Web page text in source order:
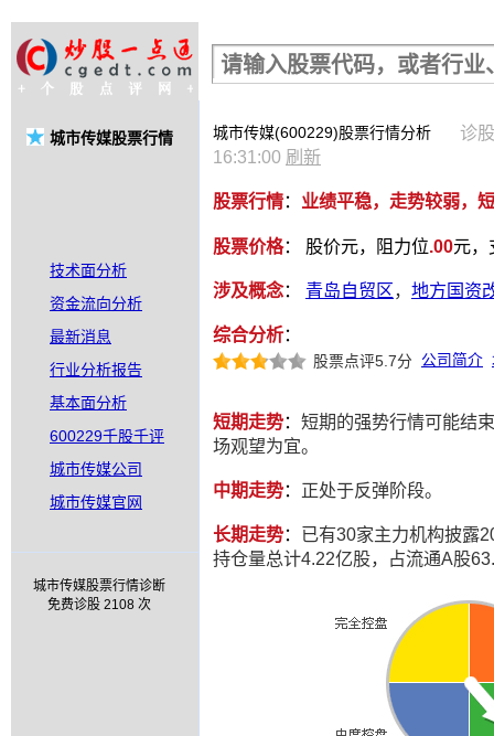
城市传媒股票行情
技术面分析
资金流向分析
最新消息
行业分析报告
基本面分析
600229千股千评
城市传媒公司
城市传媒官网
城市传媒股票行情诊断
免费诊股 2108 次
城市传媒(600229)股票行情分析
诊
16:31:00 刷新
股票行情： 业绩平稳，走势较弱，
股票价格： 股价元，阻力位.00元，
涉及概念： 青岛自贸区， 地方国资
综合分析：
股票点评5.7分 公司简介
短期走势： 短期的强势行情可能结
场观望为宜。
中期走势： 正处于反弹阶段。
长期走势：
已有30家主力机构披露
持仓量总计4.22亿股，占流通A股